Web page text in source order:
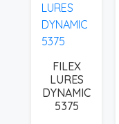
FILEX
LURES
DYNAMIC
5375